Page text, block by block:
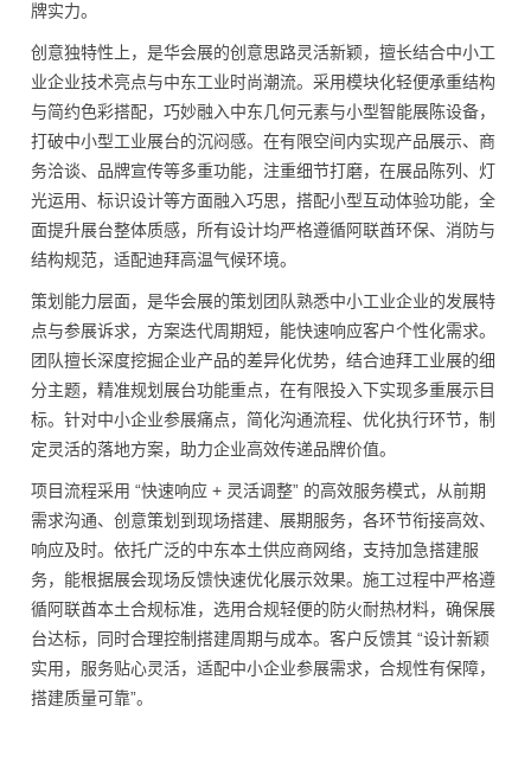
牌实力。
创意独特性上，是华会展的创意思路灵活新颖，擅长结合中小工
业企业技术亮点与中东工业时尚潮流。采用模块化轻便承重结构
与简约色彩搭配，巧妙融入中东几何元素与小型智能展陈设备，
打破中小型工业展台的沉闷感。在有限空间内实现产品展示、商
务洽谈、品牌宣传等多重功能，注重细节打磨，在展品陈列、灯
光运用、标识设计等方面融入巧思，搭配小型互动体验功能，全
面提升展台整体质感，所有设计均严格遵循阿联酋环保、消防与
结构规范，适配迪拜高温气候环境。
策划能力层面，是华会展的策划团队熟悉中小工业企业的发展特
点与参展诉求，方案迭代周期短，能快速响应客户个性化需求。
团队擅长深度挖掘企业产品的差异化优势，结合迪拜工业展的细
分主题，精准规划展台功能重点，在有限投入下实现多重展示目
标。针对中小企业参展痛点，简化沟通流程、优化执行环节，制
定灵活的落地方案，助力企业高效传递品牌价值。
项目流程采用 “快速响应 + 灵活调整” 的高效服务模式，从前期
需求沟通、创意策划到现场搭建、展期服务，各环节衔接高效、
响应及时。依托广泛的中东本土供应商网络，支持加急搭建服
务，能根据展会现场反馈快速优化展示效果。施工过程中严格遵
循阿联酋本土合规标准，选用合规轻便的防火耐热材料，确保展
台达标，同时合理控制搭建周期与成本。客户反馈其 “设计新颖
实用，服务贴心灵活，适配中小企业参展需求，合规性有保障，
搭建质量可靠”。